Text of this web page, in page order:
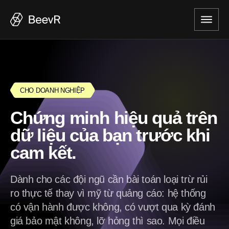
CHO DOANH NGHIỆP
Chứng minh hiệu quả trên
dữ liệu của bạn trước khi
cam kết.
Dành cho các đội ngũ cần bài toán loại trừ rủi
ro thực tế thay vì mỹ từ quảng cáo: hệ thống
có vận hành được không, có vượt qua kỳ đánh
giá bảo mật không, lỡ hỏng thì sao. Mọi điều